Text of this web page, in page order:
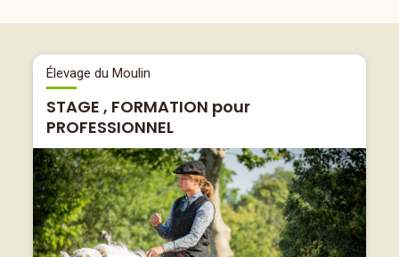
Élevage du Moulin
STAGE , FORMATION pour
PROFESSIONNEL